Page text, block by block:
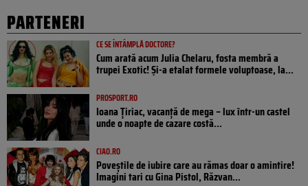
PARTENERI
CE SE ÎNTÂMPLĂ DOCTORE?
Cum arată acum Julia Chelaru, fosta membră a
trupei Exotic! Și-a etalat formele voluptoase, la...
PROSPORT.RO
Ioana Țiriac, vacanță de mega – lux într-un castel
unde o noapte de cazare costă...
CIAO.RO
Poveştile de iubire care au rămas doar o amintire!
Imagini tari cu Gina Pistol, Răzvan...